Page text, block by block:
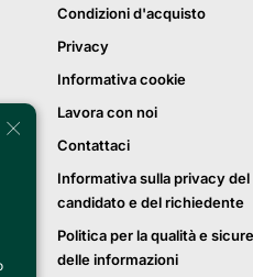
Condizioni d'acquisto
Privacy
Informativa cookie
Lavora con noi
Contattaci
Informativa sulla privacy del
candidato e del richiedente
Politica per la qualità e
delle informazioni
×